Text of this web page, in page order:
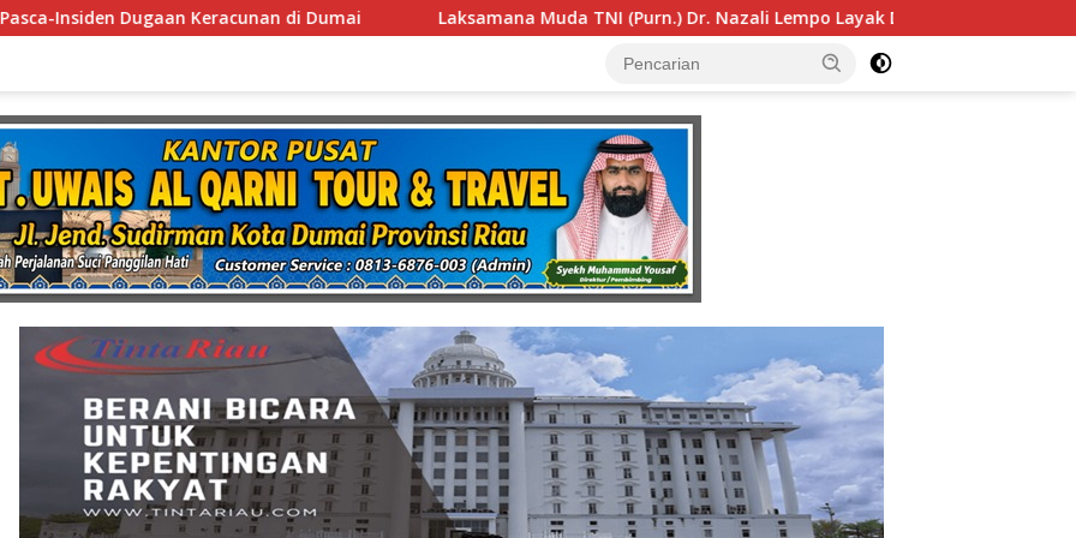
Laksamana Muda TNI (Purn.) Dr. Nazali Lempo Layak Dipertimbangkan sebagai Jaksa Agung: Tegas,